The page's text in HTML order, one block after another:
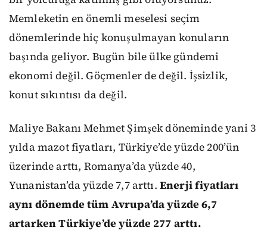
Memleketin en önemli meselesi seçim
dönemlerinde hiç konuşulmayan konuların
başında geliyor. Bugün bile ülke gündemi
ekonomi değil. Göçmenler de değil. İşsizlik,
konut sıkıntısı da değil.
Maliye Bakanı Mehmet Şimşek döneminde yani 3
yılda mazot fiyatları, Türkiye’de yüzde 200’ün
üzerinde arttı, Romanya’da yüzde 40,
Yunanistan’da yüzde 7,7 arttı. Enerji fiyatları
aynı dönemde tüm Avrupa’da yüzde 6,7
artarken Türkiye’de yüzde 277 arttı.